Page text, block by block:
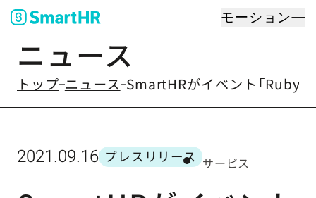
モーション
ニュース
トップ ニュースのなかの
SmartHRがイベント「
2021.09.16
カテゴリー
プレスリリース サービス